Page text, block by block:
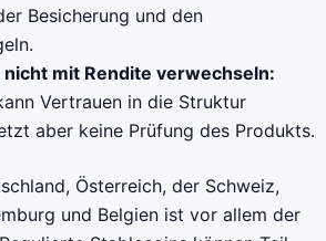
Besicherung und den
nicht mit Rendite verwechseln:
Vertrauen in die Struktur
aber keine Prüfung des Produkts.
Österreich, der Schweiz,
und Belgien ist vor allem der